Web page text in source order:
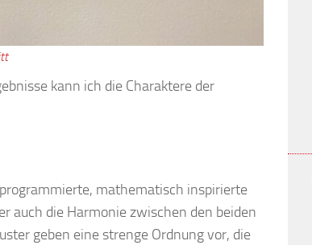
kann ich die Charaktere der
mathematisch inspirierte
auch die Harmonie zwischen den beiden
geben eine strenge Ordnung vor, die